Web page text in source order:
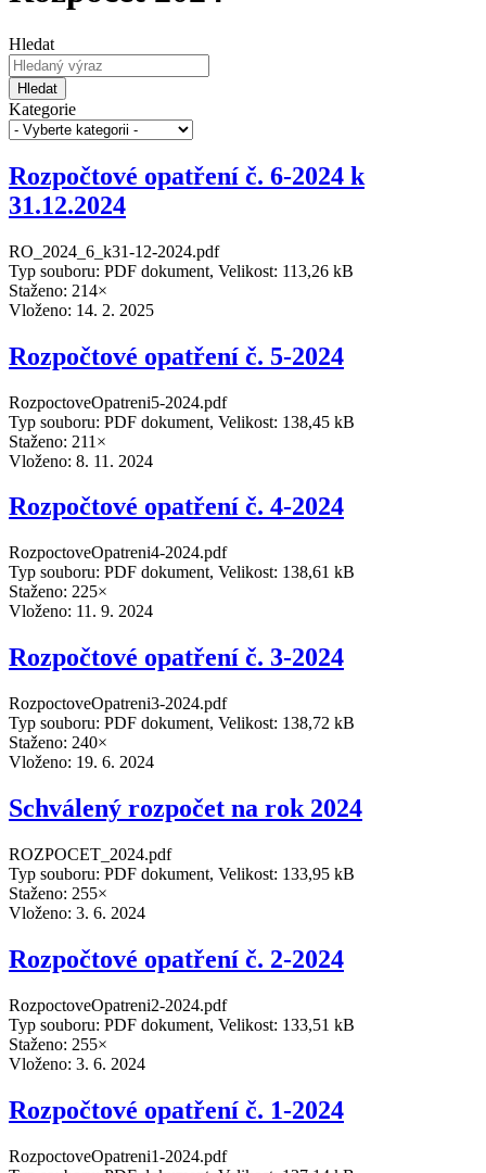
Hledat
Hledat
Kategorie
Rozpočtové opatření č. 6-2024 k
31.12.2024
RO_2024_6_k31-12-2024.pdf
Typ souboru: PDF dokument, Velikost: 113,26 kB
Staženo: 214×
Vloženo: 14. 2. 2025
Rozpočtové opatření č. 5-2024
RozpoctoveOpatreni5-2024.pdf
Typ souboru: PDF dokument, Velikost: 138,45 kB
Staženo: 211×
Vloženo: 8. 11. 2024
Rozpočtové opatření č. 4-2024
RozpoctoveOpatreni4-2024.pdf
Typ souboru: PDF dokument, Velikost: 138,61 kB
Staženo: 225×
Vloženo: 11. 9. 2024
Rozpočtové opatření č. 3-2024
RozpoctoveOpatreni3-2024.pdf
Typ souboru: PDF dokument, Velikost: 138,72 kB
Staženo: 240×
Vloženo: 19. 6. 2024
Schválený rozpočet na rok 2024
ROZPOCET_2024.pdf
Typ souboru: PDF dokument, Velikost: 133,95 kB
Staženo: 255×
Vloženo: 3. 6. 2024
Rozpočtové opatření č. 2-2024
RozpoctoveOpatreni2-2024.pdf
Typ souboru: PDF dokument, Velikost: 133,51 kB
Staženo: 255×
Vloženo: 3. 6. 2024
Rozpočtové opatření č. 1-2024
RozpoctoveOpatreni1-2024.pdf